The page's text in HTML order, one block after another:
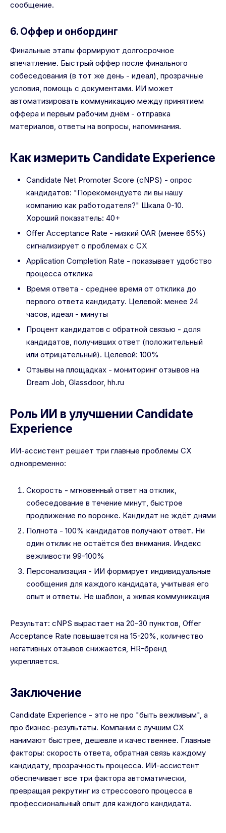
сообщение.
6. Оффер и онбординг
Финальные этапы формируют долгосрочное
впечатление. Быстрый оффер после финального
собеседования (в тот же день - идеал), прозрачные
условия, помощь с документами. ИИ может
автоматизировать коммуникацию между принятием
оффера и первым рабочим днём - отправка
материалов, ответы на вопросы, напоминания.
Как измерить Candidate Experience
Candidate Net Promoter Score (cNPS) - опрос
кандидатов: "Порекомендуете ли вы нашу
компанию как работодателя?" Шкала 0-10.
Хороший показатель: 40+
Offer Acceptance Rate - низкий OAR (менее 65%)
сигнализирует о проблемах с CX
Application Completion Rate - показывает удобство
процесса отклика
Время ответа - среднее время от отклика до
первого ответа кандидату. Целевой: менее 24
часов, идеал - минуты
Процент кандидатов с обратной связью - доля
кандидатов, получивших ответ (положительный
или отрицательный). Целевой: 100%
Отзывы на площадках - мониторинг отзывов на
Dream Job, Glassdoor, hh.ru
Роль ИИ в улучшении Candidate
Experience
ИИ-ассистент решает три главные проблемы CX
одновременно:
Скорость - мгновенный ответ на отклик,
собеседование в течение минут, быстрое
продвижение по воронке. Кандидат не ждёт днями
Полнота - 100% кандидатов получают ответ. Ни
один отклик не остаётся без внимания. Индекс
вежливости 99-100%
Персонализация - ИИ формирует индивидуальные
сообщения для каждого кандидата, учитывая его
опыт и ответы. Не шаблон, а живая коммуникация
Результат: cNPS вырастает на 20-30 пунктов, Offer
Acceptance Rate повышается на 15-20%, количество
негативных отзывов снижается, HR-бренд
укрепляется.
Заключение
Candidate Experience - это не про "быть вежливым", а
про бизнес-результаты. Компании с лучшим CX
нанимают быстрее, дешевле и качественнее. Главные
факторы: скорость ответа, обратная связь каждому
кандидату, прозрачность процесса. ИИ-ассистент
обеспечивает все три фактора автоматически,
превращая рекрутинг из стрессового процесса в
профессиональный опыт для каждого кандидата.